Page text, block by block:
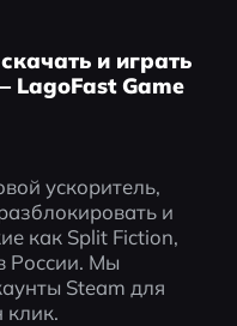
и играть
LagoFast Game
ускоритель,
и
как Split Fiction,
России. Мы
Steam для
клик.